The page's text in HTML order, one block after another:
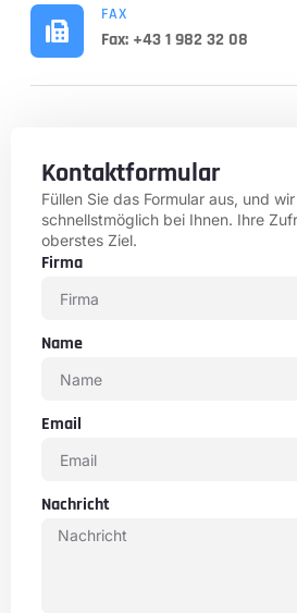
FAX
Fax: +43 1 982 32 08
Kontaktformular
Füllen Sie das Formular aus, und
schnellstmöglich bei Ihnen. Ihre
oberstes Ziel.
Firma
Name
Email
Nachricht